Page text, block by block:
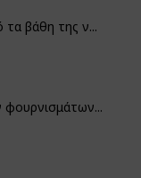
βάθη της ν...